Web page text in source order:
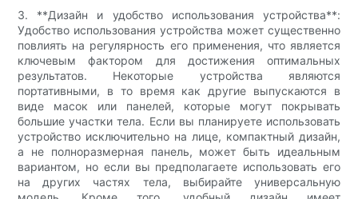
3. **Дизайн и удобство использования устройства**:
Удобство использования устройства может существенно
повлиять на регулярность его применения, что является
ключевым фактором для достижения оптимальных
результатов. Некоторые устройства являются
портативными, в то время как другие выпускаются в
виде масок или панелей, которые могут покрывать
большие участки тела. Если вы планируете использовать
устройство исключительно на лице, компактный дизайн,
а не полноразмерная панель, может быть идеальным
вариантом, но если вы предполагаете использовать его
на других частях тела, выбирайте универсальную